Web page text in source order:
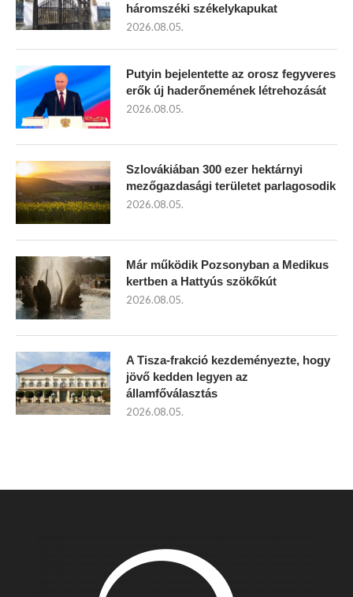
háromszéki székelykapukat
2026.08.05.
Putyin bejelentette az orosz fegyveres
erők új haderőnemének létrehozását
2026.08.05.
Szlovákiában 300 ezer hektárnyi
mezőgazdasági területet parlagosodik
2026.08.05.
Már működik Pozsonyban a Medikus
kertben a Hattyús szökőkút
2026.08.05.
A Tisza-frakció kezdeményezte, hogy
jövő kedden legyen az
államfőválasztás
2026.08.05.